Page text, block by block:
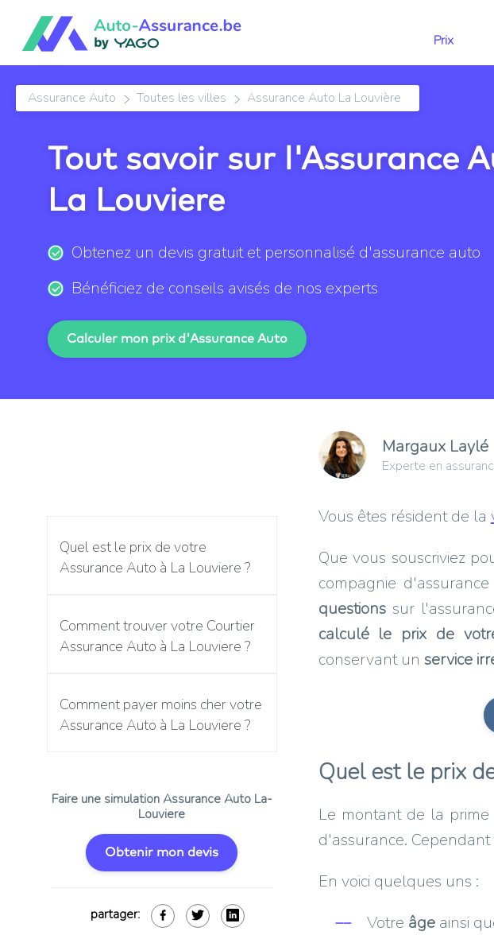
Prix
Assurance Auto Toutes les villes Assurance Auto La Louvière
Tout savoir sur l'Assurance
La Louviere
Obtenez un devis gratuit et personnalisé d'assurance auto
Bénéficiez de conseils avisés de nos experts
Calculer mon prix d'Assurance Auto
Quel est le prix de votre
Assurance Auto à La Louviere ?
Comment trouver votre Courtier
Assurance Auto à La Louviere ?
Comment payer moins cher votre
Assurance Auto à La Louviere ?
Faire une simulation Assurance Auto La-
Louviere
Obtenir mon devis
partager:
Margaux Laylé
Experte en
Vous êtes résident de la
Que vous souscriviez
compagnie
questionssur
calculé le prix de
conservant un service
Quel est le prix
Le montant de la
d'assurance.
En voici quelques uns :
Votre âgeainsi